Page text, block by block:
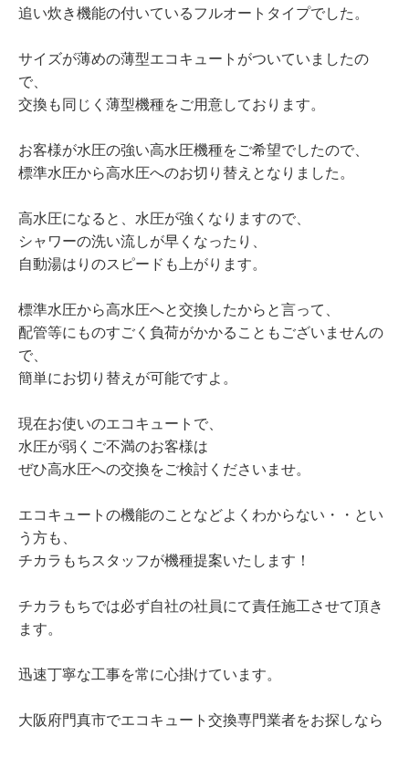
追い炊き機能の付いているフルオートタイプでした。
サイズが薄めの薄型エコキュートがついていましたの
で、
交換も同じく薄型機種をご用意しております。
お客様が水圧の強い高水圧機種をご希望でしたので、
標準水圧から高水圧へのお切り替えとなりました。
高水圧になると、水圧が強くなりますので、
シャワーの洗い流しが早くなったり、
自動湯はりのスピードも上がります。
標準水圧から高水圧へと交換したからと言って、
配管等にものすごく負荷がかかることもございませんの
で、
簡単にお切り替えが可能ですよ。
現在お使いのエコキュートで、
水圧が弱くご不満のお客様は
ぜひ高水圧への交換をご検討くださいませ。
エコキュートの機能のことなどよくわからない・・とい
う方も、
チカラもちスタッフが機種提案いたします！
チカラもちでは必ず自社の社員にて責任施工させて頂き
ます。
迅速丁寧な工事を常に心掛けています。
大阪府門真市でエコキュート交換専門業者をお探しなら